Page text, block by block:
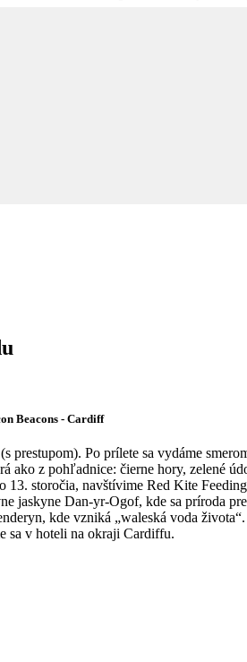
Beacons - Cardiff
prestupom). Po prílete sa vydáme
ako z pohľadnice: čierne hory, zelené
13. storočia, navštívime Red Kite
jaskyne Dan-yr-Ogof, kde sa príroda
kde vzniká „waleská voda
sa v hoteli na okraji Cardiffu.